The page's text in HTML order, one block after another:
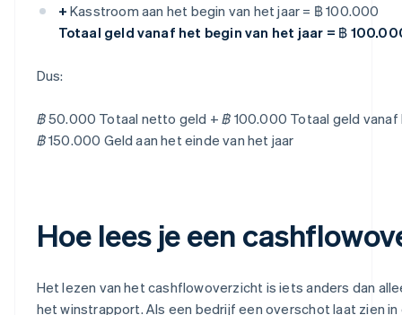
+ Kasstroom aan het begin van het jaar = ฿ 100.000
Totaal geld vanaf het begin van het jaar = ฿
Dus:
฿ 50.000 Totaal netto geld + ฿ 100.000 Totaal geld vanaf
฿ 150.000 Geld aan het einde van het jaar
Hoe lees je een
Het lezen van het cashflowoverzicht is iets anders dan
het winstrapport. Als een bedrijf een overschot laat zien